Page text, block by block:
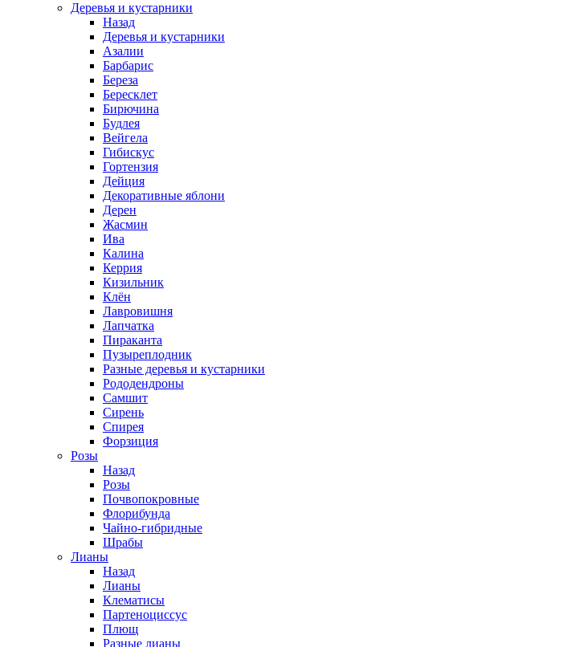
Деревья и кустарники
Назад
Деревья и кустарники
Азалии
Барбарис
Береза
Бересклет
Бирючина
Будлея
Вейгела
Гибискус
Гортензия
Дейция
Декоративные яблони
Дерен
Жасмин
Ива
Калина
Керрия
Кизильник
Клён
Лавровишня
Лапчатка
Пираканта
Пузыреплодник
Разные деревья и кустарники
Рододендроны
Самшит
Сирень
Спирея
Форзиция
Розы
Назад
Розы
Почвопокровные
Флорибунда
Чайно-гибридные
Шрабы
Лианы
Назад
Лианы
Клематисы
Партеноциссус
Плющ
Разные лианы